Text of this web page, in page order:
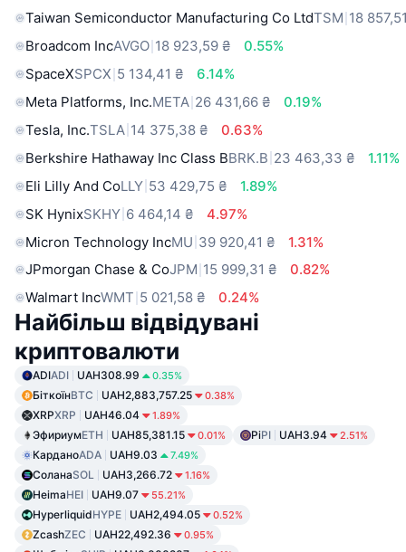
Taiwan Semiconductor Manufacturing Co LtdTSM 18
Broadcom IncAVGO 18 923,59 ₴
0.55%
SpaceXSPCX 5 134,41 ₴
6.14%
Meta Platforms, Inc.META 26 431,66 ₴
0.19%
Tesla, Inc.TSLA 14 375,38 ₴
0.63%
Berkshire Hathaway Inc Class BBRK.B 23 463,33 ₴
1.11%
Eli Lilly And CoLLY 53 429,75 ₴
1.89%
SK HynixSKHY 6 464,14 ₴
4.97%
Micron Technology IncMU 39 920,41 ₴
1.31%
JPmorgan Chase & CoJPM 15 999,31 ₴
0.82%
Walmart IncWMT 5 021,58 ₴ 0.24%
Найбільш відвідувані
криптовалюти
ADIADI UAH308.99 0.35%
БіткоїнBTC UAH2,883,757.25 0.38%
XRPXRP UAH46.04 1.89%
ЭфириумETH UAH85,381.15 0.01% PiPI UAH3.94 2.51%
КарданоADA UAH9.03 7.49%
СоланаSOL UAH3,266.72 1.16%
HeimaHEI UAH9.07 55.21%
HyperliquidHYPE UAH2,494.05 0.52%
ZcashZEC UAH22,492.36 0.95%